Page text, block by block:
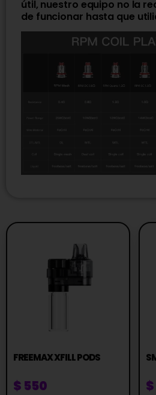
útil, nuestro equipo no la
de funcionar hasta que
FREEMAX XFILL PODS
$ 550 $